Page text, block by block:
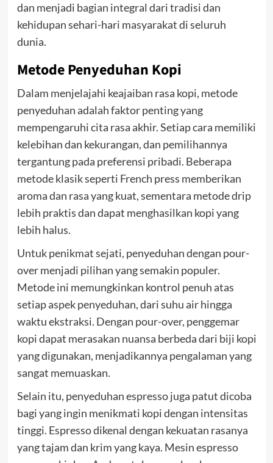
dan menjadi bagian integral dari tradisi dan
kehidupan sehari-hari masyarakat di seluruh
dunia.
Metode Penyeduhan Kopi
Dalam menjelajahi keajaiban rasa kopi, metode
penyeduhan adalah faktor penting yang
mempengaruhi cita rasa akhir. Setiap cara memiliki
kelebihan dan kekurangan, dan pemilihannya
tergantung pada preferensi pribadi. Beberapa
metode klasik seperti French press memberikan
aroma dan rasa yang kuat, sementara metode drip
lebih praktis dan dapat menghasilkan kopi yang
lebih halus.
Untuk penikmat sejati, penyeduhan dengan pour-
over menjadi pilihan yang semakin populer.
Metode ini memungkinkan kontrol penuh atas
setiap aspek penyeduhan, dari suhu air hingga
waktu ekstraksi. Dengan pour-over, penggemar
kopi dapat merasakan nuansa berbeda dari biji kopi
yang digunakan, menjadikannya pengalaman yang
sangat memuaskan.
Selain itu, penyeduhan espresso juga patut dicoba
bagi yang ingin menikmati kopi dengan intensitas
tinggi. Espresso dikenal dengan kekuatan rasanya
yang tajam dan krim yang kaya. Mesin espresso